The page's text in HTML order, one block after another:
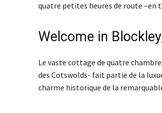
quatre petites heures de route
Welcome in
Le vaste cottage de quatre
des Cotswolds- fait partie de la
charme historique de la